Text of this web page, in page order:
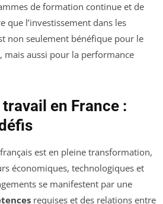
de formation continue et de
que l’investissement dans les
non seulement bénéfique pour le
mais aussi pour la performance
en France :
français est en pleine transformation,
économiques, technologiques et
se manifestent par une
requises et des relations entre